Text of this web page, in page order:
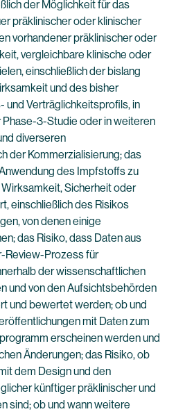
der Möglichkeit für das
präklinischer oder klinischer
vorhandener präklinischer oder
vergleichbare klinische oder
einschließlich der bislang
und des bisher
Verträglichkeitsprofils, in
3-Studie oder in weiteren
diverseren
der Kommerzialisierung; das
des Impfstoffs zu
Sicherheit oder
einschließlich des Risikos
von denen einige
das Risiko, dass Daten aus
Review-Prozess für
der wissenschaftlichen
und von den Aufsichtsbehörden
und bewertet werden; ob und
mit Daten zum
erscheinen werden und
Änderungen; das Risiko, ob
dem Design und den
künftiger präklinischer und
sind; ob und wann weitere